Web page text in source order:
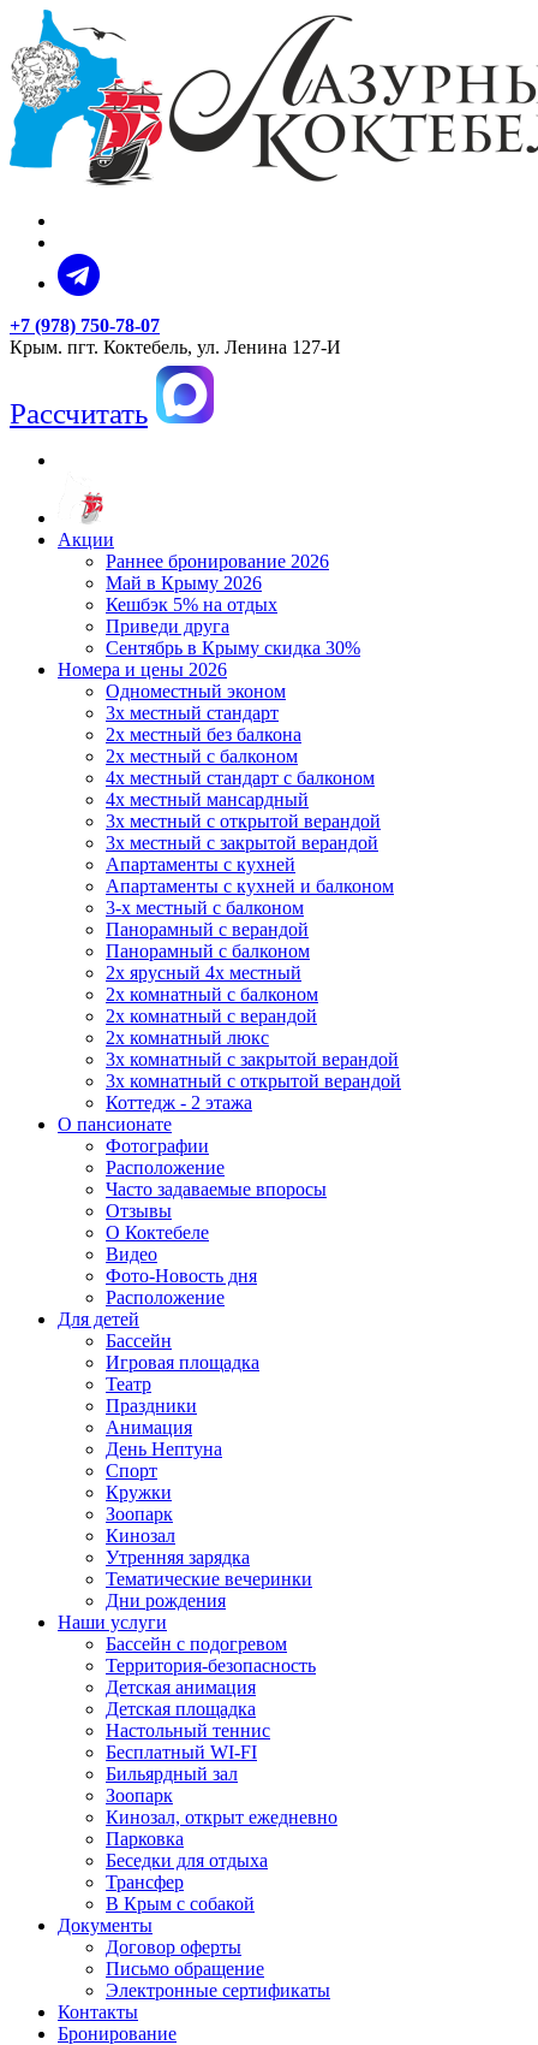
+7 (978) 750-78-07
Крым. пгт. Коктебель, ул. Ленина 127-И
Рассчитать
Акции
Раннее бронирование 2026
Май в Крыму 2026
Кешбэк 5% на отдых
Приведи друга
Сентябрь в Крыму скидка 30%
Номера и цены 2026
Одноместный эконом
3х местный стандарт
2х местный без балкона
2х местный с балконом
4х местный стандарт с балконом
4х местный мансардный
3х местный с открытой верандой
3х местный с закрытой верандой
Апартаменты с кухней
Апартаменты с кухней и балконом
3-х местный с балконом
Панорамный с верандой
Панорамный с балконом
2х ярусный 4х местный
2х комнатный с балконом
2х комнатный с верандой
2х комнатный люкс
3х комнатный с закрытой верандой
3х комнатный с открытой верандой
Коттедж - 2 этажа
О пансионате
Фотографии
Расположение
Часто задаваемые впоросы
Отзывы
О Коктебеле
Видео
Фото-Новость дня
Расположение
Для детей
Бассейн
Игровая площадка
Театр
Праздники
Анимация
День Нептуна
Спорт
Кружки
Зоопарк
Кинозал
Утренняя зарядка
Тематические вечеринки
Дни рождения
Наши услуги
Бассейн с подогревом
Территория-безопасность
Детская анимация
Детская площадка
Настольный теннис
Бесплатный WI-FI
Бильярдный зал
Зоопарк
Кинозал, открыт ежедневно
Парковка
Беседки для отдыха
Трансфер
В Крым с собакой
Документы
Договор оферты
Письмо обращение
Электронные сертификаты
Контакты
Бронирование